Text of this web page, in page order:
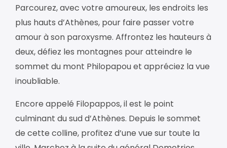
Parcourez, avec votre amoureux, les endroits les
plus hauts d’Athènes, pour faire passer votre
amour à son paroxysme. Affrontez les hauteurs à
deux, défiez les montagnes pour atteindre le
sommet du mont Philopapou et appréciez la vue
inoubliable.
Encore appelé Filopappos, il est le point
culminant du sud d’Athènes. Depuis le sommet
de cette colline, profitez d’une vue sur toute la